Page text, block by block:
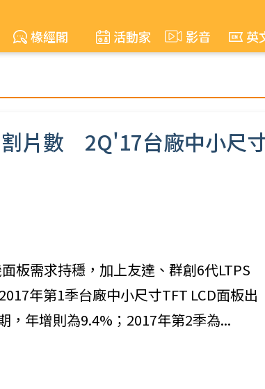
椽經閣 活動家 影音 英
片數 2Q'17台廠中小尺
板需求持穩，加上友達、群創6代LTPS
年第1季台廠中小尺寸TFT LCD面板出
，年增則為9.4%；2017年第2季為...